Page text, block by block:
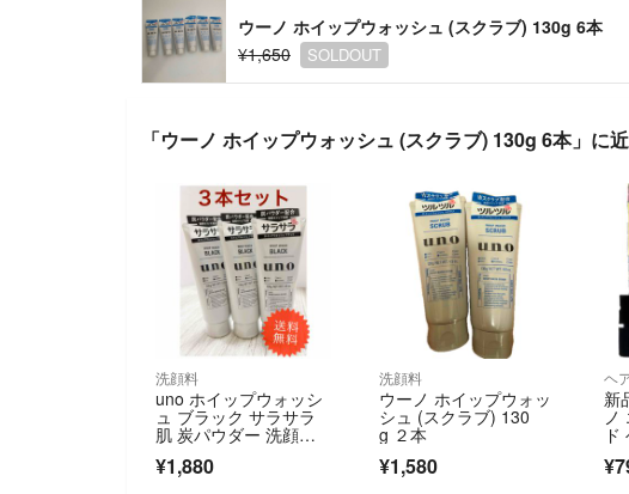
ウーノ ホイップウォッシュ (スクラブ) 130g 6本
¥1,650
SOLDOUT
「ウーノ ホイップウォッシュ (スクラブ) 130g 6本」に
洗顔料
uno ホイップウォッシ
ュ ブラック サラサラ
肌 炭パウダー 洗顔料 1
30g
¥1,880
洗顔料
ウーノ ホイップウォッ
シュ (スクラブ) 130
g ２本
¥1,580
ヘ
新
ノ
g